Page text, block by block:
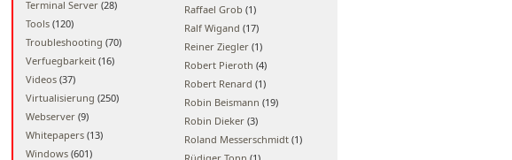
Terminal Server (28)
Tools (120)
Troubleshooting (70)
Verfuegbarkeit (16)
Videos (37)
Virtualisierung (250)
Webserver (9)
Whitepapers (13)
Windows (601)
Raffael Grob (1)
Ralf Wigand (17)
Reiner Ziegler (1)
Robert Pieroth (4)
Robert Renard (1)
Robin Beismann (19)
Robin Dieker (3)
Roland Messerschmidt (1)